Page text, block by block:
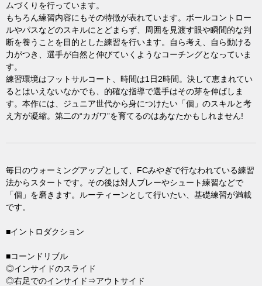
ムづくりを行っています。
もちろん練習内容にもその特徴が表れています。ボールコントロー
ルやパスなどのスキルにとどまらず、周囲を見渡す眼や瞬間的な判
断を養うことを目的とした練習を行います。自ら考え、自ら動ける
力がつき、選手が自然と伸びていくようなコーチングとなっていま
す。
練習環境はフットサルコート、時間は1日2時間。決して恵まれてい
るとはいえないなかでも、的確な指導で選手はその芽を伸ばしま
す。本作には、ジュニア世代から身につけたい「個」のスキルと考
え方が凝縮。第二の“カガワ”を育てるのはあなたかもしれません!
毎日のウォーミングアップとして、FCみやぎで行なわれている練習
法からスタートです。その後は対人プレーやシュート練習などで
「個」を磨きます。ルーティーンとして行いたい、基礎練習が満載
です。
■イントロダクション
■コーンドリブル
◎インサイドのスライド
◎右足でのインサイド⇒アウトサイド